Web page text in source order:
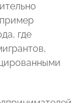
где